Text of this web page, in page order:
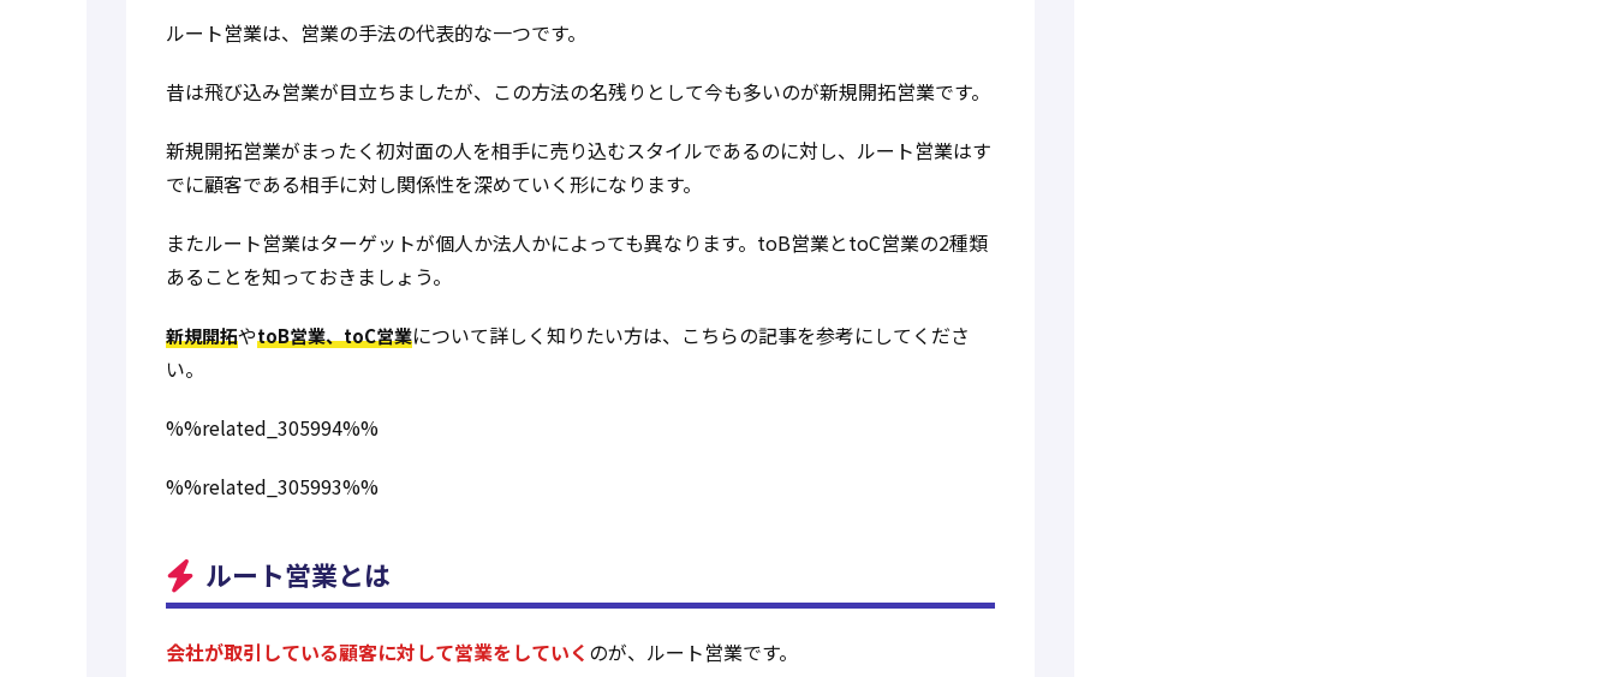
ルート営業は、営業の手法の代表的な一つです。
昔は飛び込み営業が目立ちましたが、この方法の名残りとして今も多いのが新規開拓営業です。
新規開拓営業がまったく初対面の人を相手に売り込むスタイルであるのに対し、ルート営業はす
でに顧客である相手に対し関係性を深めていく形になります。
またルート営業はターゲットが個人か法人かによっても異なります。toB営業とtoC営業の2種類
あることを知っておきましょう。
新規開拓やtoB営業、toC営業について詳しく知りたい方は、こちらの記事を参考にしてくださ
い。
%%related_305994%%
%%related_305993%%
ルート営業とは
会社が取引している顧客に対して営業をしていく のが、ルート営業です。